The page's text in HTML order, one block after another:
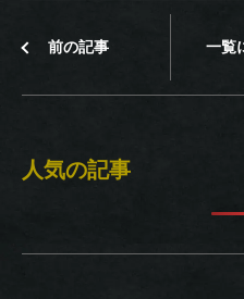
b
k
e
前の記事 一覧
人気の記事